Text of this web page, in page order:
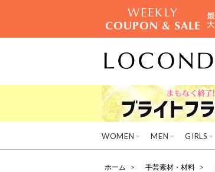
WEEKLY
COUPON & SALE
WOMEN MEN GIRLS
ホーム 手芸素材・材料